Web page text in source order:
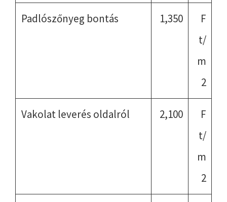
Padlószőnyeg bontás 1,350
F
t/
m
2
Vakolat leverés oldalról 2,100
F
t/
m
2